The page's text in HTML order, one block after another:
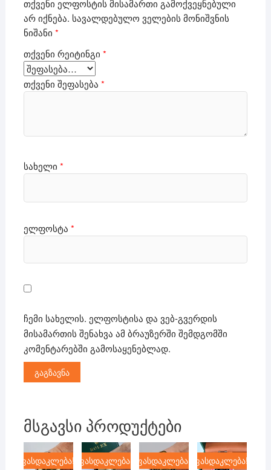
თქვენი ელფოსტის მისამართი გამოქვეყნებული
არ იქნება. სავალდებულო ველების მონიშვნის
ნიშანი *
თქვენი რეიტინგი *
თქვენი შეფასება *
სახელი *
ელფოსტა *
ჩემი სახელის. ელფოსტისა და ვებ-გვერდის
მისამართის შენახვა ამ ბრაუზერში შემდგომში
კომენტარებში გამოსაყენებლად.
მსგავსი პროდუქტები
ფასდაკლება! ფასდაკლება! ფასდაკლება! ფასდაკლება!